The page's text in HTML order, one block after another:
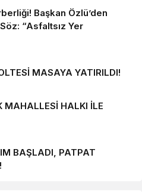
Başkan Özlü’den
“Asfaltsız Yer
MASAYA YATIRILDI!
MAHALLESİ HALKI İLE
BAŞLADI, PATPAT